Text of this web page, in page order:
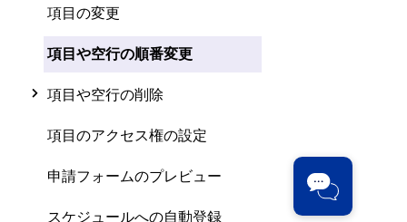
項目の変更
項目や空行の順番変更
項目や空行の削除
項目のアクセス権の設定
申請フォームのプレビュー
スケジュールへの自動登録